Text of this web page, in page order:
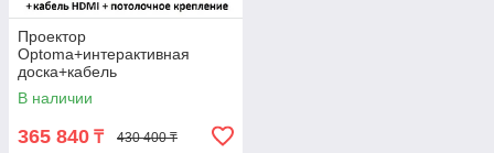
Проектор
Optoma+интерактивная
доска+кабель
HDMI+потолочное крепление
В наличии
365 840 ₸ 430 400 ₸